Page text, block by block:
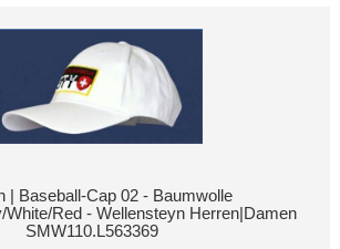
| Baseball-Cap 02 - Baumwolle
White/Red - Wellensteyn Herren|Damen
SMW110.L563369